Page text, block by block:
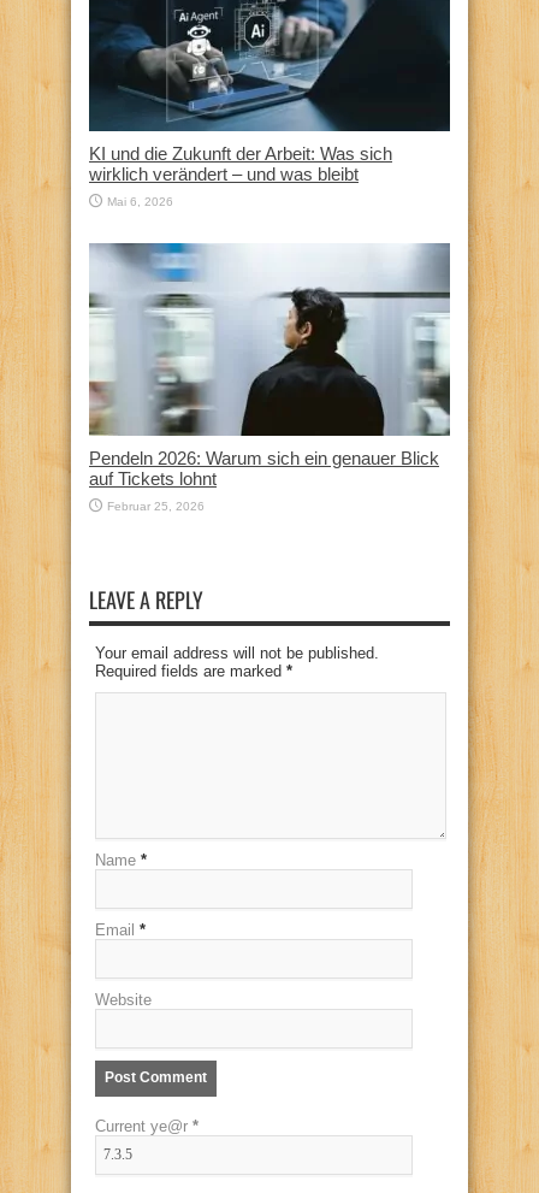
KI und die Zukunft der Arbeit: Was sich
wirklich verändert – und was bleibt
Mai 6, 2026
Pendeln 2026: Warum sich ein genauer Blick
auf Tickets lohnt
Februar 25, 2026
LEAVE A REPLY
Your email address will not be published.
Required fields are marked *
Name *
Email *
Website
Current ye@r *